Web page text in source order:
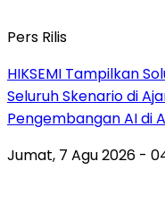
Pers Rilis
HIKSEMI Tampilkan
Seluruh Skenario di
Pengembangan AI di
Jumat, 7 Agu 2026 -